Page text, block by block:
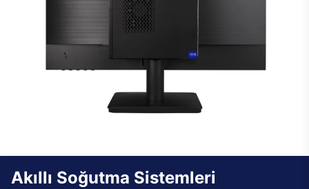
Akıllı Soğutma Sistemleri